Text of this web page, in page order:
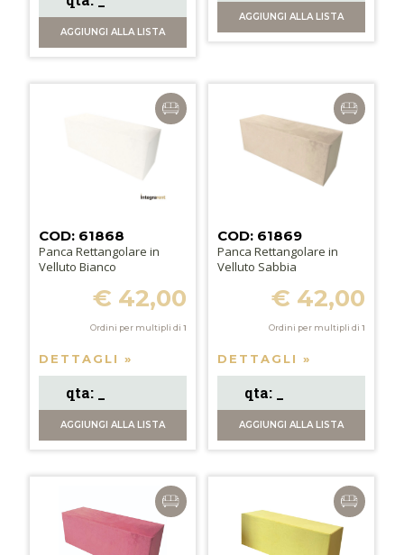
AGGIUNGIALLA LISTA
AGGIUNGI ALLA LISTA
COD: 61868
Panca Rettangolare in
Velluto Bianco
€ 42,00
Ordini per multipli di 1
DETTAGLI »
AGGIUNGIALLA LISTA
COD: 61869
Panca Rettangolare in
Velluto Sabbia
€ 42,00
Ordini per multipli di 1
DETTAGLI »
AGGIUNGI ALLA LISTA